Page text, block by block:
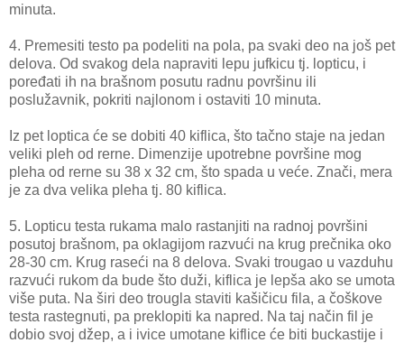
minuta.
4. Premesiti testo pa podeliti na pola, pa svaki deo na još pet
delova. Od svakog dela napraviti lepu jufkicu tj. lopticu, i
poređati ih na brašnom posutu radnu površinu ili
poslužavnik, pokriti najlonom i ostaviti 10 minuta.
Iz pet loptica će se dobiti 40 kiflica, što tačno staje na jedan
veliki pleh od rerne. Dimenzije upotrebne površine mog
pleha od rerne su 38 x 32 cm, što spada u veće. Znači, mera
je za dva velika pleha tj. 80 kiflica.
5. Lopticu testa rukama malo rastanjiti na radnoj površini
posutoj brašnom, pa oklagijom razvući na krug prečnika oko
28-30 cm. Krug raseći na 8 delova. Svaki trougao u vazduhu
razvući rukom da bude što duži, kiflica je lepša ako se umota
više puta. Na širi deo trougla staviti kašičicu fila, a čoškove
testa rastegnuti, pa preklopiti ka napred. Na taj način fil je
dobio svoj džep, a i ivice umotane kiflice će biti buckastije i